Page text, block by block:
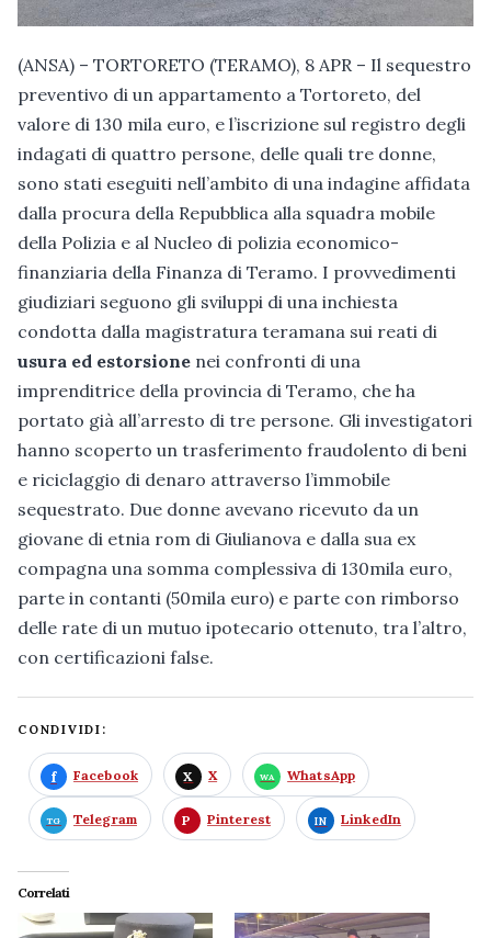
(ANSA) – TORTORETO (TERAMO), 8 APR – Il sequestro
preventivo di un appartamento a Tortoreto, del
valore di 130 mila euro, e l’iscrizione sul registro degli
indagati di quattro persone, delle quali tre donne,
sono stati eseguiti nell’ambito di una indagine affidata
dalla procura della Repubblica alla squadra mobile
della Polizia e al Nucleo di polizia economico-
finanziaria della Finanza di Teramo. I provvedimenti
giudiziari seguono gli sviluppi di una inchiesta
condotta dalla magistratura teramana sui reati di
usura ed estorsione nei confronti di una
imprenditrice della provincia di Teramo, che ha
portato già all’arresto di tre persone. Gli investigatori
hanno scoperto un trasferimento fraudolento di beni
e riciclaggio di denaro attraverso l’immobile
sequestrato. Due donne avevano ricevuto da un
giovane di etnia rom di Giulianova e dalla sua ex
compagna una somma complessiva di 130mila euro,
parte in contanti (50mila euro) e parte con rimborso
delle rate di un mutuo ipotecario ottenuto, tra l’altro,
con certificazioni false.
CONDIVIDI:
Facebook X WhatsApp
Telegram Pinterest LinkedIn
Correlati